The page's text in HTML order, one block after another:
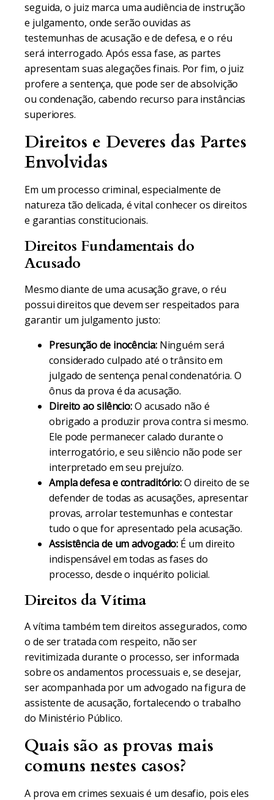
seguida, o juiz marca uma audiência de instrução
e julgamento, onde serão ouvidas as
testemunhas de acusação e de defesa, e o réu
será interrogado. Após essa fase, as partes
apresentam suas alegações finais. Por fim, o juiz
profere a sentença, que pode ser de absolvição
ou condenação, cabendo recurso para instâncias
superiores.
Direitos e Deveres das Partes
Envolvidas
Em um processo criminal, especialmente de
natureza tão delicada, é vital conhecer os direitos
e garantias constitucionais.
Direitos Fundamentais do
Acusado
Mesmo diante de uma acusação grave, o réu
possui direitos que devem ser respeitados para
garantir um julgamento justo:
Presunção de inocência:Ninguém será
considerado culpado até o trânsito em
julgado de sentença penal condenatória. O
ônus da prova é da acusação.
Direito ao silêncio:O acusado não é
obrigado a produzir prova contra si mesmo.
Ele pode permanecer calado durante o
interrogatório, e seu silêncio não pode ser
interpretado em seu prejuízo.
Ampla defesa e contraditório:O direito de se
defender de todas as acusações, apresentar
provas, arrolar testemunhas e contestar
tudo o que for apresentado pela acusação.
Assistência de um advogado: É um direito
indispensável em todas as fases do
processo, desde o inquérito policial.
Direitos da Vítima
A vítima também tem direitos assegurados, como
o de ser tratada com respeito, não ser
revitimizada durante o processo, ser informada
sobre os andamentos processuais e, se desejar,
ser acompanhada por um advogado na figura de
assistente de acusação, fortalecendo o trabalho
do Ministério Público.
Quais são as provas mais
comuns nestes casos?
A prova em crimes sexuais é um desafio, pois eles